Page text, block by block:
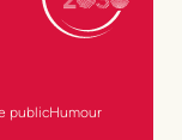
publicHumour